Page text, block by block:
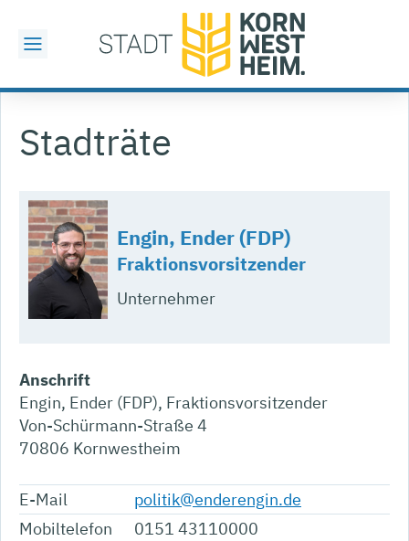
Stadträte
Engin, Ender (FDP)
Fraktionsvorsitzender
Unternehmer
Anschrift
Engin, Ender (FDP), Fraktionsvorsitzender
Von-Schürmann-Straße 4
70806 Kornwestheim
E-Mail
politik@enderengin.de
Mobiltelefon
0151 43110000